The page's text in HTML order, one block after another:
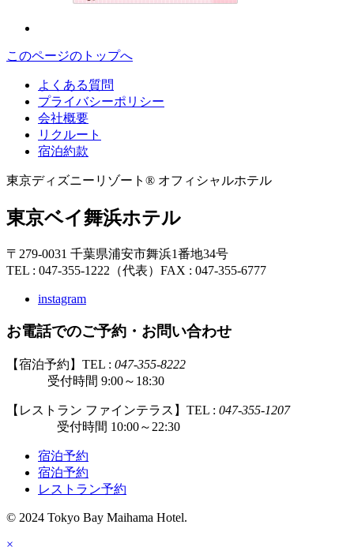
このページのトップへ
よくある質問
プライバシーポリシー
会社概要
リクルート
宿泊約款
東京ディズニーリゾート® オフィシャルホテル
東京ベイ舞浜ホテル
〒279-0031 千葉県浦安市舞浜1番地34号
TEL : 047-355-1222（代表） FAX : 047-355-6777
instagram
お電話でのご予約・お問い合わせ
【宿泊予約】TEL : 047-355-8222
受付時間 9:00～18:30
【レストラン ファインテラス】TEL : 047-355-1207
受付時間 10:00～22:30
宿泊予約
宿泊予約
レストラン予約
© 2024 Tokyo Bay Maihama Hotel.
×